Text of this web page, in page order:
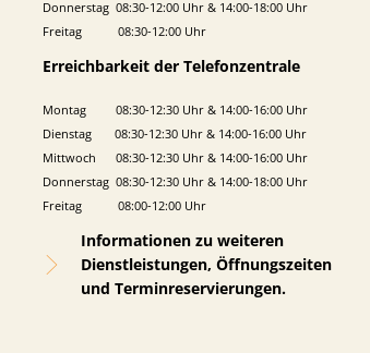
Donnerstag 08:30-12:00 Uhr & 14:00-18:00 Uhr
Freitag 08:30-12:00 Uhr
Erreichbarkeit der Telefonzentrale
Montag 08:30-12:30 Uhr & 14:00-16:00 Uhr
Dienstag 08:30-12:30 Uhr & 14:00-16:00 Uhr
Mittwoch 08:30-12:30 Uhr & 14:00-16:00 Uhr
Donnerstag 08:30-12:30 Uhr & 14:00-18:00 Uhr
Freitag 08:00-12:00 Uhr
Informationen zu weiteren
Dienstleistungen, Öffnungszeiten
und Terminreservierungen.